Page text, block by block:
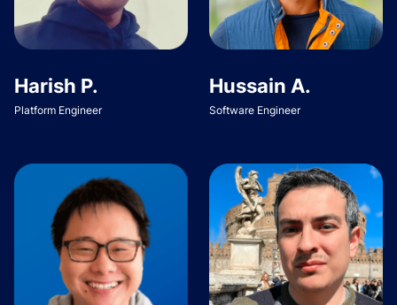
Harish P.
Platform Engineer
Hussain A.
Software Engineer